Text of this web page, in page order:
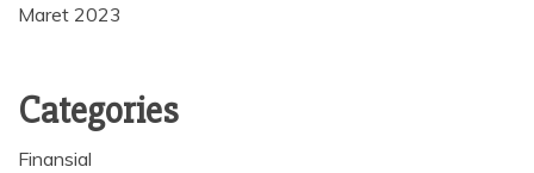
Maret 2023
Categories
Finansial